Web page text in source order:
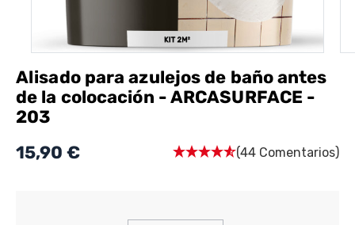
Alisado para azulejos de baño antes
de la colocación - ARCASURFACE -
203
15,90 €
(44 Comentarios)